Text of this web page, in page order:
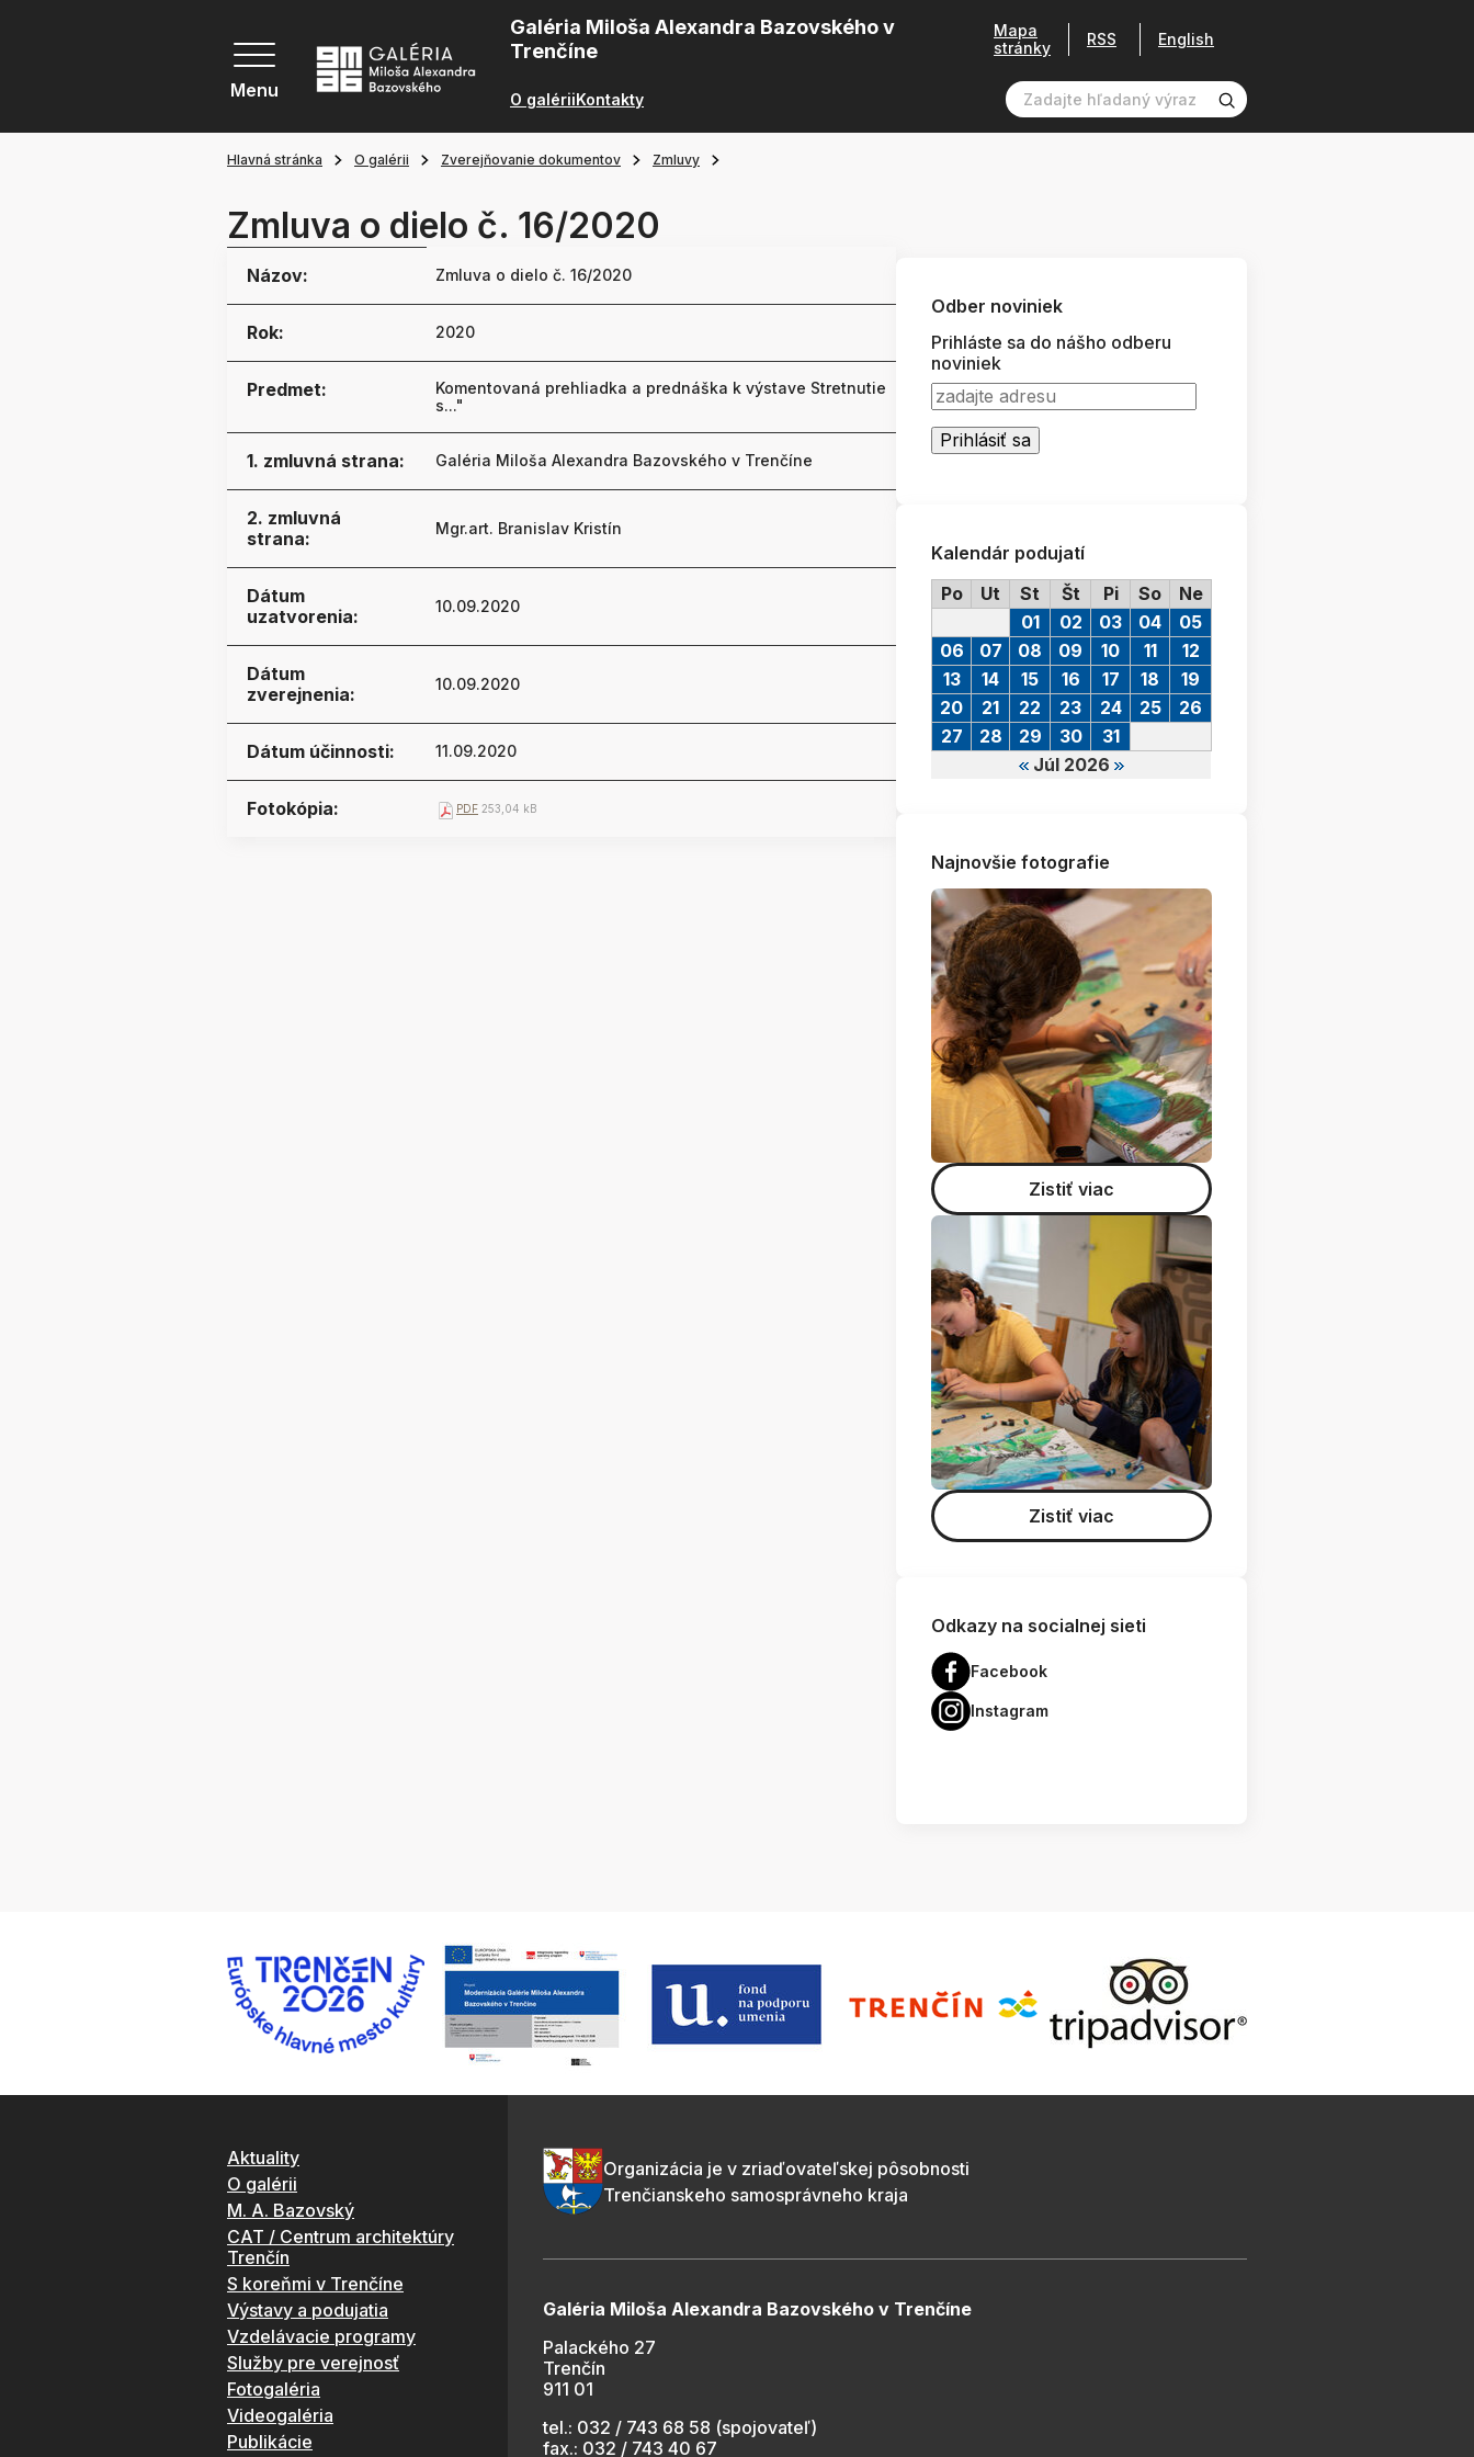
Menu
Galéria Miloša Alexandra Bazovského v
Trenčíne
O galériiKontakty
Mapa
stránky
RSS English
Hlavná stránka O galérii Zverejňovanie dokumentov Zmluvy
Zmluva o dielo č. 16/2020
Názov: Zmluva o dielo č. 16/2020
Rok: 2020
Predmet:
Komentovaná prehliadka a prednáška k výstave Stretnutie
s..."
1. zmluvná strana: Galéria Miloša Alexandra Bazovského v Trenčíne
2. zmluvná
strana:
Mgr.art. Branislav Kristín
Dátum
uzatvorenia:
10.09.2020
Dátum
zverejnenia:
10.09.2020
Dátum účinnosti: 11.09.2020
Fotokópia: PDF 253,04 kB
Odber noviniek
Prihláste sa do nášho odberu
noviniek
Kalendár podujatí
Po
Ut St Št Pi So Ne
Júl 2026
01 02 03 04
05
06
07 08 09 10 11
12
13
14 15 16 17 18
19
20
21 22 23 24 25
26
27
28 29 30 31
Najnovšie fotografie
Zistiť viac
Zistiť viac
Odkazy na socialnej sieti
Facebook
Instagram
Aktuality
O galérii
M. A. Bazovský
CAT / Centrum architektúry
Trenčín
S koreňmi v Trenčíne
Výstavy a podujatia
Vzdelávacie programy
Služby pre verejnosť
Fotogaléria
Videogaléria
Publikácie
Organizácia je v zriaďovateľskej pôsobnosti
Trenčianskeho samosprávneho kraja
Galéria Miloša Alexandra Bazovského v Trenčíne
Palackého 27
Trenčín
911 01
tel.: 032 / 743 68 58 (spojovateľ)
fax.: 032 / 743 40 67